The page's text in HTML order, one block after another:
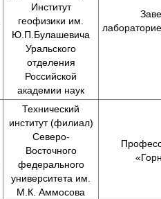
Институт
геофизики им.
Ю.П.Булашевича
Уральского
отделения
Российской
академии наук
Технический
институт (филиал)
Северо-
Восточного
федерального
университета им.
М.К. Аммосова